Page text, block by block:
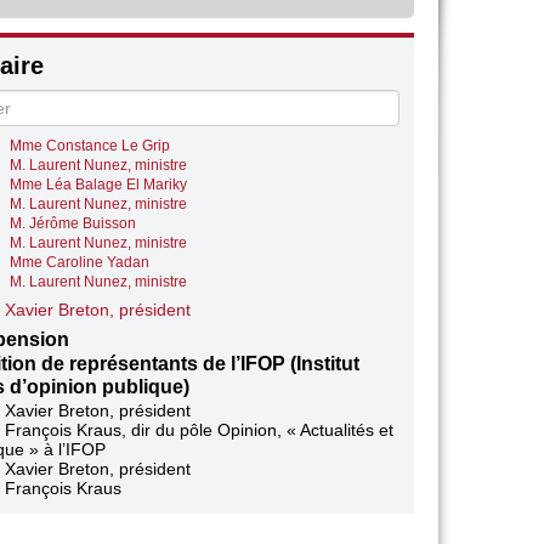
Laurent Nunez, ministre
M. Nicolas Dragon
M. Laurent Nunez, ministre
Mme Constance Le Grip
M. Laurent Nunez, ministre
Mme Léa Balage El Mariky
M. Laurent Nunez, ministre
M. Jérôme Buisson
M. Laurent Nunez, ministre
Mme Caroline Yadan
M. Laurent Nunez, ministre
Xavier Breton, président
de représentants de l’IFOP (Institut
d’opinion publique)
Xavier Breton, président
François Kraus, dir du pôle Opinion, « Actualités et
» à l’IFOP
Xavier Breton, président
François Kraus